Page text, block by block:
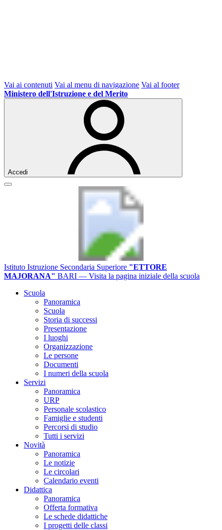
Vai ai contenuti Vai al menu di navigazione Vai al footer
Ministero dell'Istruzione e del Merito
Accedi
Istituto Istruzione Secondaria Superiore "ETTORE
MAJORANA" BARI — Visita la pagina iniziale della scuola
Scuola
Panoramica
Scuola
Storia di successi
Presentazione
I luoghi
Organizzazione
Le persone
Documenti
I numeri della scuola
Servizi
Panoramica
URP
Personale scolastico
Famiglie e studenti
Percorsi di studio
Tutti i servizi
Novità
Panoramica
Le notizie
Le circolari
Calendario eventi
Didattica
Panoramica
Offerta formativa
Le schede didattiche
I progetti delle classi